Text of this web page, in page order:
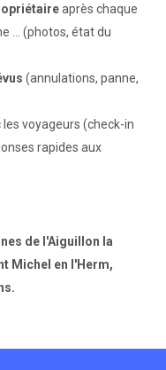
après chaque
... (photos, état du
(annulations, panne,
voyageurs (check-in
rapides aux
de l'Aiguillon la
Michel en l'Herm,